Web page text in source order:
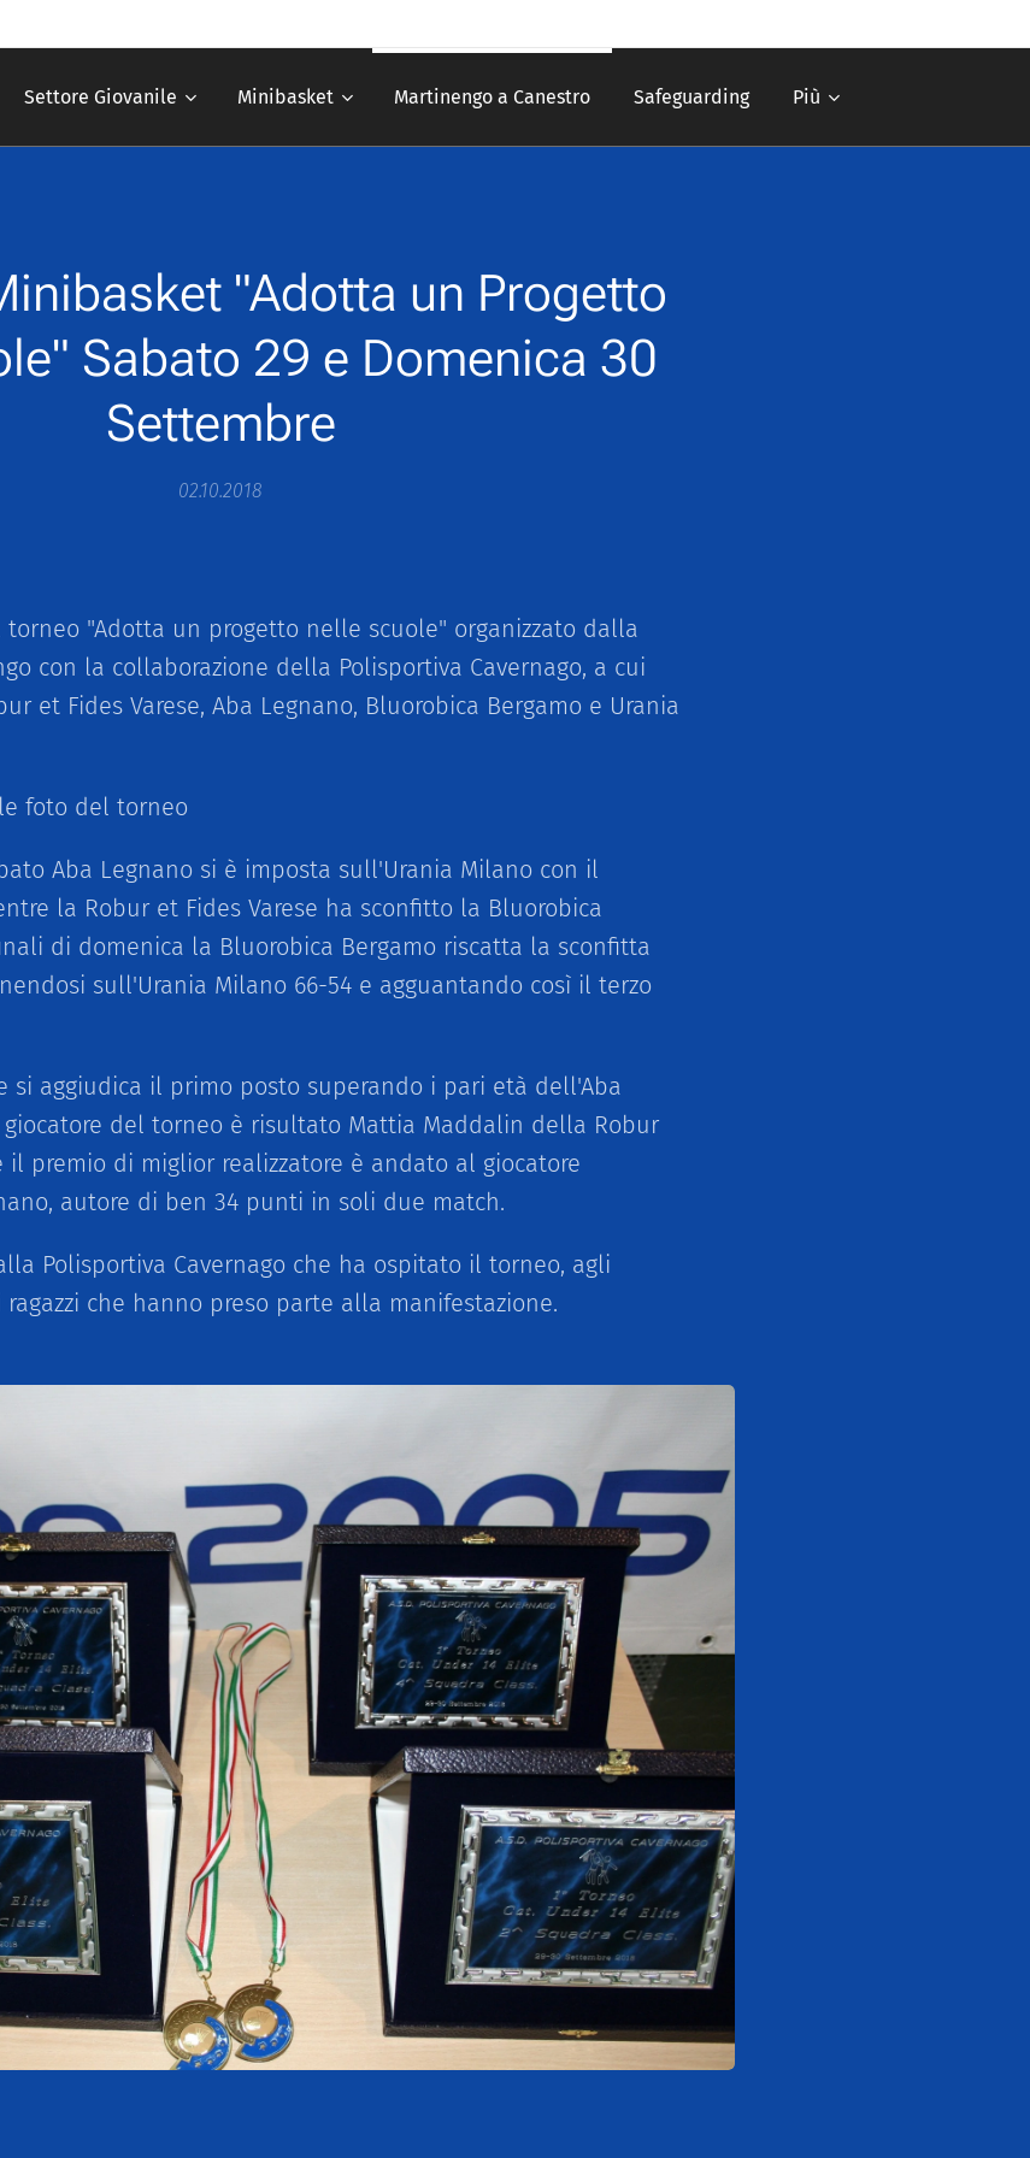
Settore Giovanile Minibasket Martinengo a Canestro Safeguarding Più
"Adotta un Progetto
Sabato 29 e Domenica 30
Settembre
02.10.2018
torneo "Adotta un progetto nelle scuole" organizzato dalla
con la collaborazione della Polisportiva Cavernago, a cui
et Fides Varese, Aba Legnano, Bluorobica Bergamo e Urania
le foto del torneo
Aba Legnano si è imposta sull'Urania Milano con il
la Robur et Fides Varese ha sconfitto la Bluorobica
di domenica la Bluorobica Bergamo riscatta la sconfitta
sull'Urania Milano 66-54 e agguantando così il terzo
si aggiudica il primo posto superando i pari età dell'Aba
giocatore del torneo è risultato Mattia Maddalin della Robur
il premio di miglior realizzatore è andato al giocatore
autore di ben 34 punti in soli due match.
Polisportiva Cavernago che ha ospitato il torneo, agli
che hanno preso parte alla manifestazione.